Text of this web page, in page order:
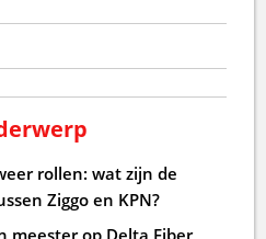
rollen: wat zijn de
Ziggo en KPN?
meester op Delta Fiber